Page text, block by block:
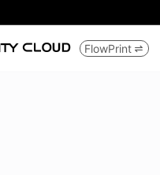
FlowPrint 